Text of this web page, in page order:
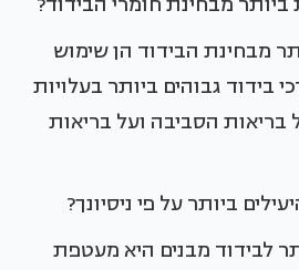
מבחינת הבידוד הן שימוש
בידוד גבוהים ביותר בעלויות
בריאות הסביבה ועל בריאות
ביותר על פי ניסיונך?
לבידוד מבנים היא מעטפת